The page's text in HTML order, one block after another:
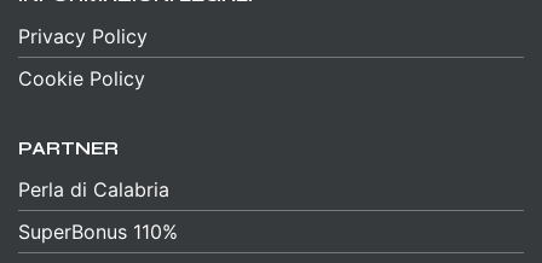
Privacy Policy
Cookie Policy
PARTNER
Perla di Calabria
SuperBonus 110%